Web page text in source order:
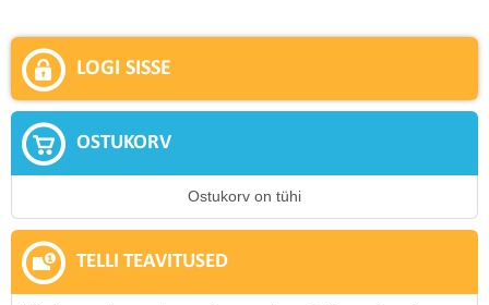
LOGI SISSE
OSTUKORV
Ostukorv on tühi
TELLI TEAVITUSED